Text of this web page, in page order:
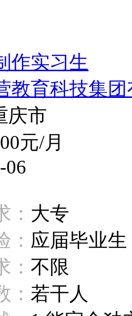
作实习生
教育科技集
庆市
元/月
06
： 大专
： 应届毕业生
： 不限
： 若干人